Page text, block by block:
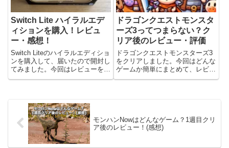
Switch Lite ハイラルエデ
ィションを購入！レビュ
ー・感想！
Switch Liteのハイラルエディショ
ンを購入して、届いたので開封し
てみました。今回はレビューを書
いています。Switch Liteハイラル
は2024年9月2...
ドラゴンクエストモンスタ
ーズ3ってつまらない？ク
リア後のレビュー・評価
ドラゴンクエストモンスターズ3
をクリアしました。今回はどんな
ゲームか簡単にまとめて、レビュ
ー(感想)をやっていきます。詳細
モンハンNowはどんなゲーム？1週目クリ
ア後のレビュー！(感想)